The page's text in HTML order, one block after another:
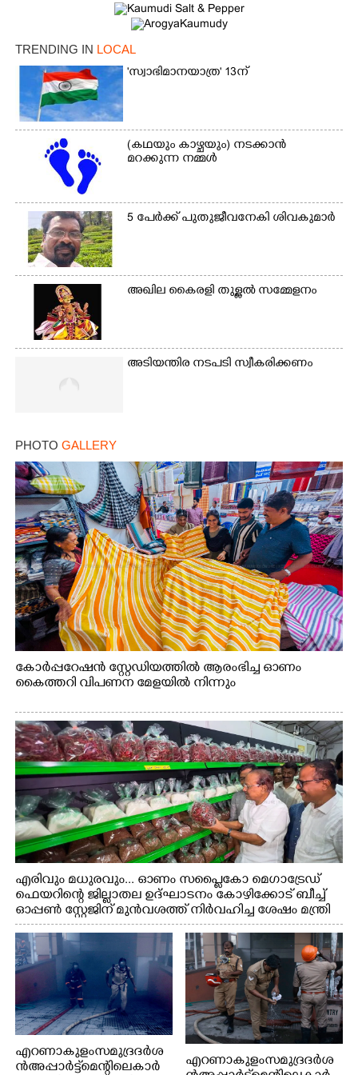
TRENDING IN LOCAL
'സ്വാഭിമാനയാത്ര' 13ന്
(കഥയും കാഴ്ചയും) നടക്കാൻ
മറക്കുന്ന നമ്മൾ
5 പേർക്ക് പുതുജീവനേകി ശിവകുമാർ
അഖില കൈരളി തുള്ളൽ സമ്മേളനം
അടിയന്തിര നടപടി സ്വീകരിക്കണം
PHOTO GALLERY
കോർപ്പറേഷൻ സ്റ്റേഡിയത്തിൽ ആരംഭിച്ച ഓണം
കൈത്തറി വിപണന മേളയിൽ നിന്നും
എരിവും മധുരവും... ഓണം സപ്ലൈകോ മെഗാട്രേഡ്
ഫെയറിന്റെ ജില്ലാതല ഉദ്ഘാടനം കോഴിക്കോട് ബീച്ച്
ഓപ്പണ്‍ സ്റ്റേജിന് മുന്‍വശത്ത് നിര്‍വഹിച്ച ശേഷം മന്ത്രി
പി.കെ.കുഞ്ഞാലിക്കുട്ടി സ്റ്റാളുകള്‍ സന്ദര്‍ശിക്കുന്നു..
എറണാകുളം സമുദ്ര ദർശ
ൻ അപ്പാർട്ട്മെന്റിലെ കാർ
എറണാകുളം സമുദ്ര ദർശ
×
Share this link